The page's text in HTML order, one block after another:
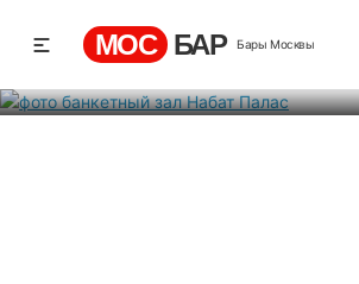
МОС БАР Бары Москвы
Набат Палас